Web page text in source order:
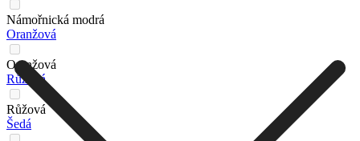
Námořnická modrá
Oranžová
Oranžová
Růžová
Růžová
Šedá